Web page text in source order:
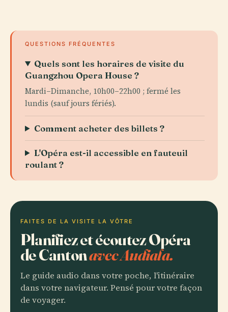
QUESTIONS FRÉQUENTES
Quels sont les horaires de visite du
Guangzhou Opera House ?
Mardi–Dimanche, 10h00–22h00 ; fermé les
lundis (sauf jours fériés).
Comment acheter des billets ?
L'Opéra est-il accessible en fauteuil
roulant ?
FAITES DE LA VISITE LA VÔTRE
Planifiez et écoutez Opéra
de Cantonavec Audiala.
Le guide audio dans votre poche, l'itinéraire
dans votre navigateur. Pensé pour votre façon
de voyager.